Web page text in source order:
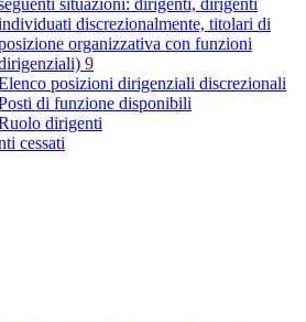
situazioni: dirigenti, dirigenti
discrezionalmente, titolari di
organizzativa con funzioni
9
posizioni dirigenziali discrezionali
di funzione disponibili
dirigenti
cessati